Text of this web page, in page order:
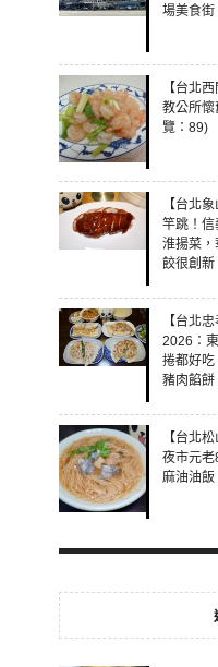
場美食
【台北
教公所懷
覽：89)
【台北
竿跳！信
淮揚菜
餃很創
【台北
2026：
捲都好吃
豬肉餡
【台北
夜市元
麻油油